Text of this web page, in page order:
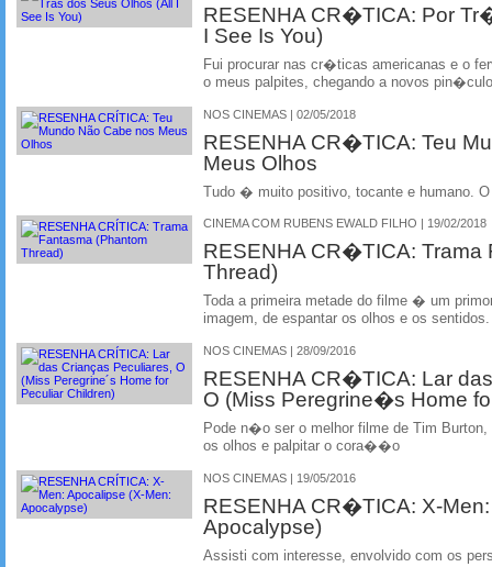
RESENHA CR�TICA: Por
I See Is You)
Fui procurar nas cr�ticas americanas e o
o meus palpites, chegando a novos
NOS CINEMAS | 02/05/2018
RESENHA CR�TICA: Teu
Meus Olhos
Tudo � muito positivo, tocante e humano.
CINEMA COM RUBENS EWALD FILHO | 19/02/2018
RESENHA CR�TICA: Trama
Thread)
Toda a primeira metade do filme � um
imagem, de espantar os olhos e os
NOS CINEMAS | 28/09/2016
RESENHA CR�TICA: Lar
O (Miss Peregrine�s Home
Pode n�o ser o melhor filme de Tim
os olhos e palpitar o cora��o
NOS CINEMAS | 19/05/2016
RESENHA CR�TICA: X-
Apocalypse)
Assisti com interesse, envolvido com os